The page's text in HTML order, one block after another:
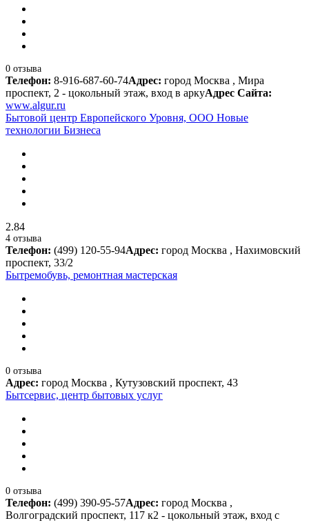
0 отзыва
Телефон: 8-916-687-60-74Адрес: город Москва , Мира
проспект, 2 - цокольный этаж, вход в аркуАдрес Сайта:
www.algur.ru
Бытовой центр Европейского Уровня, ООО Новые
технологии Бизнеса
2.84
4 отзыва
Телефон: (499) 120-55-94Адрес: город Москва , Нахимовский
проспект, 33/2
Бытремобувь, ремонтная мастерская
0 отзыва
Адрес: город Москва , Кутузовский проспект, 43
Бытсервис, центр бытовых услуг
0 отзыва
Телефон: (499) 390-95-57Адрес: город Москва ,
Волгоградский проспект, 117 к2 - цокольный этаж, вход с